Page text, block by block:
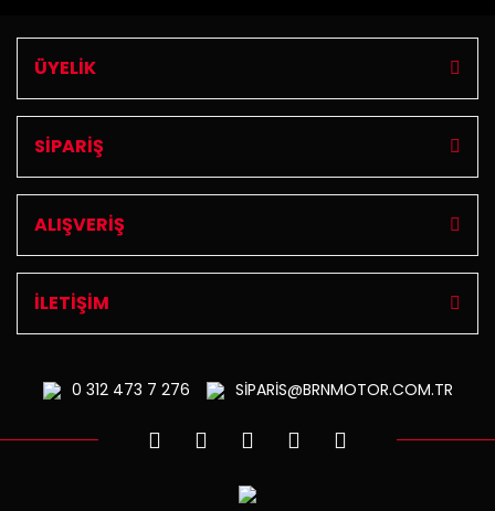
ÜYELİK
SİPARİŞ
ALIŞVERİŞ
İLETİŞİM
0 312473 7 276 SİPARİS@BRNMOTOR.COM.TR